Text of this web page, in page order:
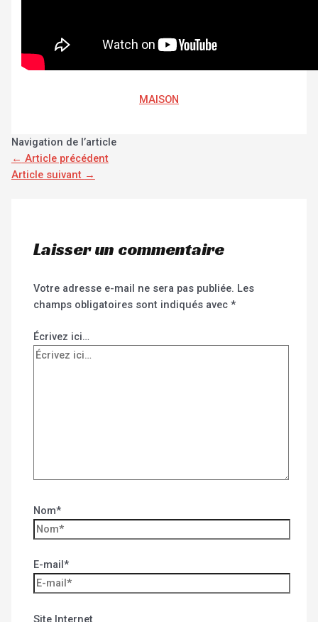
MAISON
Navigation de l’article
← Article précédent
Article suivant →
Laisser un commentaire
Votre adresse e-mail ne sera pas publiée. Les
champs obligatoires sont indiqués avec*
Écrivez ici…
Nom*
E-mail*
Site Internet